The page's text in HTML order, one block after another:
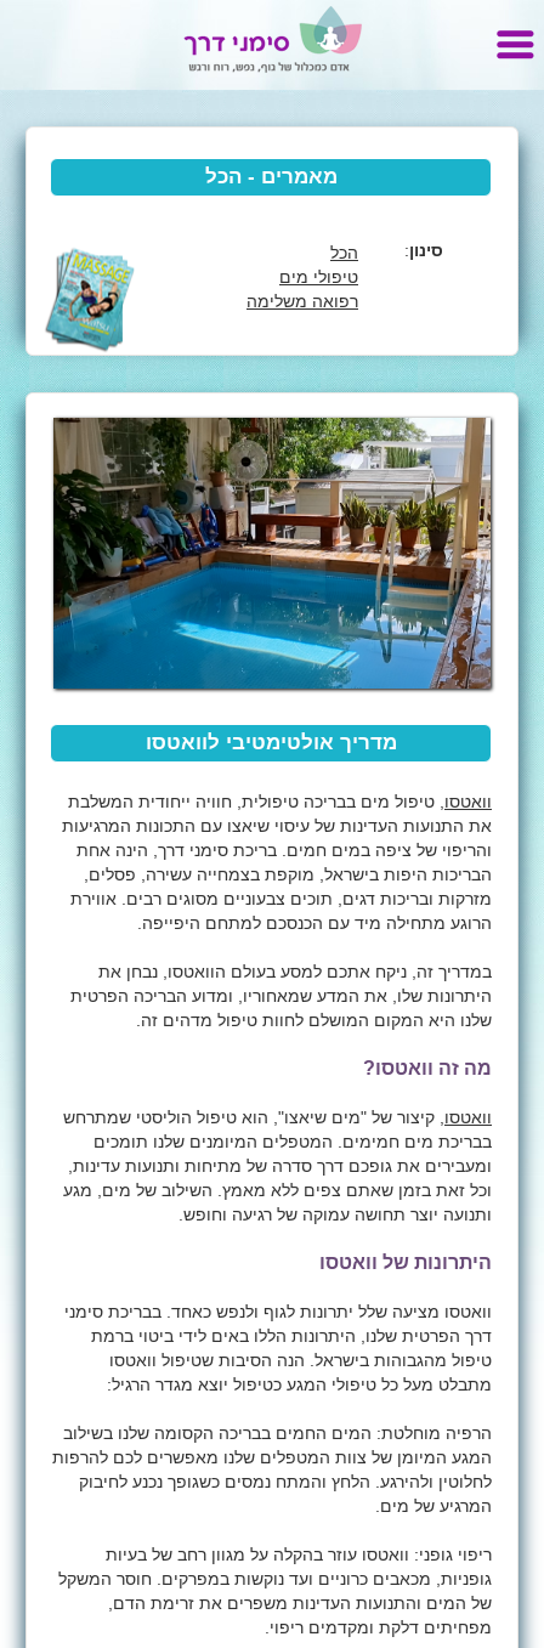
מאמרים - הכל
סינון:
הכל
טיפולי מים
רפואה משלימה
מדריך אולטימטיבי לוואטסו
וואטסו , טיפול מים בבריכה טיפולית, חוויה ייחודית המשלבת
את התנועות העדינות של עיסוי שיאצו עם התכונות המרגיעות
והריפוי של ציפה במים חמים. בריכת סימני דרך, הינה אחת
הבריכות היפות בישראל, מוקפת בצמחייה עשירה, פסלים,
מזרקות ובריכות דגים, תוכים צבעוניים מסוגים רבים. אווירת
הרוגע מתחילה מיד עם הכנסכם למתחם היפייפה.
במדריך זה, ניקח אתכם למסע בעולם הוואטסו, נבחן את
היתרונות שלו, את המדע שמאחוריו, ומדוע הבריכה הפרטית
שלנו היא המקום המושלם לחוות טיפול מדהים זה.
מה זה וואטסו?
וואטסו , קיצור של "מים שיאצו", הוא טיפול הוליסטי שמתרחש
בבריכת מים חמימים. המטפלים המיומנים שלנו תומכים
ומעבירים את גופכם דרך סדרה של מתיחות ותנועות עדינות,
וכל זאת בזמן שאתם צפים ללא מאמץ. השילוב של מים, מגע
ותנועה יוצר תחושה עמוקה של רגיעה וחופש.
היתרונות של וואטסו
וואטסו מציעה שלל יתרונות לגוף ולנפש כאחד. בבריכת סימני
דרך הפרטית שלנו, היתרונות הללו באים לידי ביטוי ברמת
טיפול מהגבוהות בישראל. הנה הסיבות שטיפול וואטסו
מתבלט מעל כל טיפולי המגע כטיפול יוצא מגדר הרגיל:
הרפיה מוחלטת: המים החמים בבריכה הקסומה שלנו בשילוב
המגע המיומן של צוות המטפלים שלנו מאפשרים לכם להרפות
לחלוטין ולהירגע. הלחץ והמתח נמסים כשגופך נכנע לחיבוק
המרגיע של מים.
ריפוי גופני: וואטסו עוזר בהקלה על מגוון רחב של בעיות
גופניות, מכאבים כרוניים ועד נוקשות במפרקים. חוסר המשקל
של המים והתנועות העדינות משפרים את זרימת הדם,
מפחיתים דלקת ומקדמים ריפוי.